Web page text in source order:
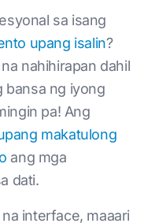
sa isang
upang isalin?
nahihirapan dahil
bansa ng iyong
pa! Ang
makatulong
ang mga
dati.
interface, maaari